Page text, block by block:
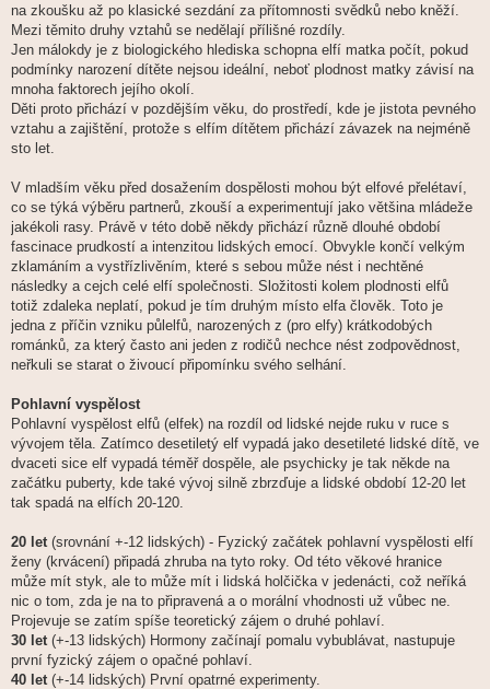
na zkoušku až po klasické sezdání za přítomnosti svědků nebo kněží.
Mezi těmito druhy vztahů se nedělají přílišné rozdíly.
Jen málokdy je z biologického hlediska schopna elfí matka počít, pokud
podmínky narození dítěte nejsou ideální, neboť plodnost matky závisí na
mnoha faktorech jejího okolí.
Děti proto přichází v pozdějším věku, do prostředí, kde je jistota pevného
vztahu a zajištění, protože s elfím dítětem přichází závazek na nejméně
sto let.
V mladším věku před dosažením dospělosti mohou být elfové přelétaví,
co se týká výběru partnerů, zkouší a experimentují jako většina mládeže
jakékoli rasy. Právě v této době někdy přichází různě dlouhé období
fascinace prudkostí a intenzitou lidských emocí. Obvykle končí velkým
zklamáním a vystřízlivěním, které s sebou může nést i nechtěné
následky a cejch celé elfí společnosti. Složitosti kolem plodnosti elfů
totiž zdaleka neplatí, pokud je tím druhým místo elfa člověk. Toto je
jedna z příčin vzniku půlelfů, narozených z (pro elfy) krátkodobých
románků, za který často ani jeden z rodičů nechce nést zodpovědnost,
neřkuli se starat o živoucí připomínku svého selhání.
Pohlavní vyspělost
Pohlavní vyspělost elfů (elfek) na rozdíl od lidské nejde ruku v ruce s
vývojem těla. Zatímco desetiletý elf vypadá jako desetileté lidské dítě, ve
dvaceti sice elf vypadá téměř dospěle, ale psychicky je tak někde na
začátku puberty, kde také vývoj silně zbrzďuje a lidské období 12-20 let
tak spadá na elfích 20-120.
20 let (srovnání +-12 lidských) - Fyzický začátek pohlavní vyspělosti elfí
ženy (krvácení) připadá zhruba na tyto roky. Od této věkové hranice
může mít styk, ale to může mít i lidská holčička v jedenácti, což neříká
nic o tom, zda je na to připravená a o morální vhodnosti už vůbec ne.
Projevuje se zatím spíše teoretický zájem o druhé pohlaví.
30 let (+-13 lidských) Hormony začínají pomalu vybublávat, nastupuje
první fyzický zájem o opačné pohlaví.
40 let (+-14 lidských) První opatrné experimenty.